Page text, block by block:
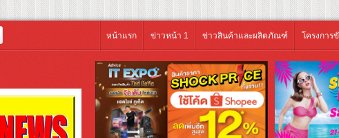
หน้าแรก ข่าวหน้า 1 ข่าวสินค้าและผลิตภัณฑ์ โครงการ